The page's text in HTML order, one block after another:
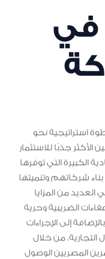
في
استراتيجية نحو
جذبًا للاستثمار
الكبيرة التي توفرها
شركاتهم وتنميتها
العديد من المزايا
الضريبية وحرية
إلى الإجراءات
التجارية. من خلال
المصريين الوصول